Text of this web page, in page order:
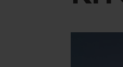
Concept Store